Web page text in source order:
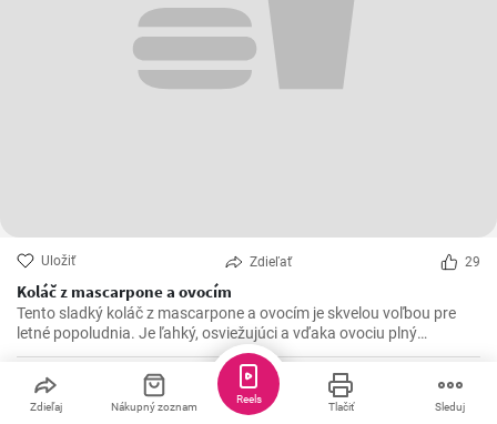
Uložiť Zdieľať 29
Koláč z mascarpone a ovocím
Tento sladký koláč z mascarpone a ovocím je skvelou voľbou pre
letné popoludnia. Je ľahký, osviežujúci a vďaka ovociu plný
vitamínov. Môžete ho pripraviť s akýmkoľvek ovocím, ktoré máte
práve po ruke, ale najlepšie chutí s jahodami alebo malinami.
lucia.priedhorska
Zdieľaj Nákupný zoznam Tlačiť Sleduj
Reels